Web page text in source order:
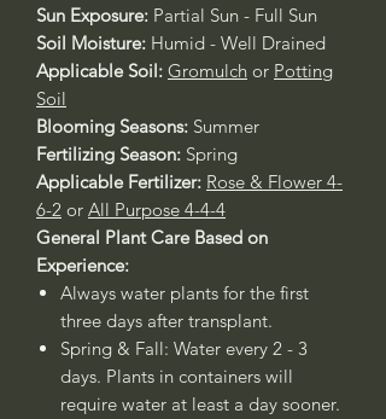
Sun Exposure: Partial Sun - Full Sun
Soil Moisture: Humid - Well Drained
Applicable Soil: Gromulch or Potting
Soil
Blooming Seasons: Summer
Fertilizing Season: Spring
Applicable Fertilizer: Rose & Flower 4-
6-2 or All Purpose 4-4-4
General Plant Care Based on
Experience:
Always water plants for the first
three days after transplant.
Spring & Fall: Water every 2 - 3
days. Plants in containers will
require water at least a day sooner.